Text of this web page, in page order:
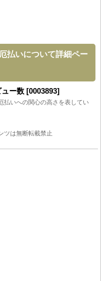
払いについて詳細ペー
ー数 [0003893]
払いへの関心の高さを表してい
ツは無断転載禁止